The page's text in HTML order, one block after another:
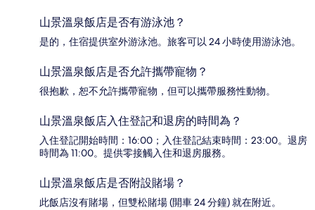
山景溫泉飯店是否有游泳池？
是的，住宿提供室外游泳池。旅客可以 24 小時使用游泳池。
山景溫泉飯店是否允許攜帶寵物？
很抱歉，恕不允許攜帶寵物，但可以攜帶服務性動物。
山景溫泉飯店入住登記和退房的時間為？
入住登記開始時間：16:00；入住登記結束時間：23:00。退房
時間為 11:00。提供零接觸入住和退房服務。
山景溫泉飯店是否附設賭場？
此飯店沒有賭場，但雙松賭場 (開車 24 分鐘) 就在附近。